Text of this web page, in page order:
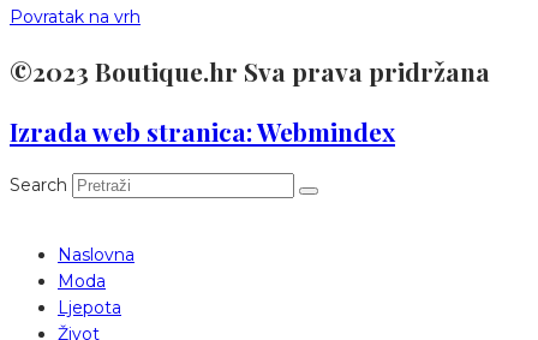
Povratak na vrh
©2023 Boutique.hr Sva prava pridržana
Izrada web stranica: Webmindex
Search
Naslovna
Moda
Ljepota
Život